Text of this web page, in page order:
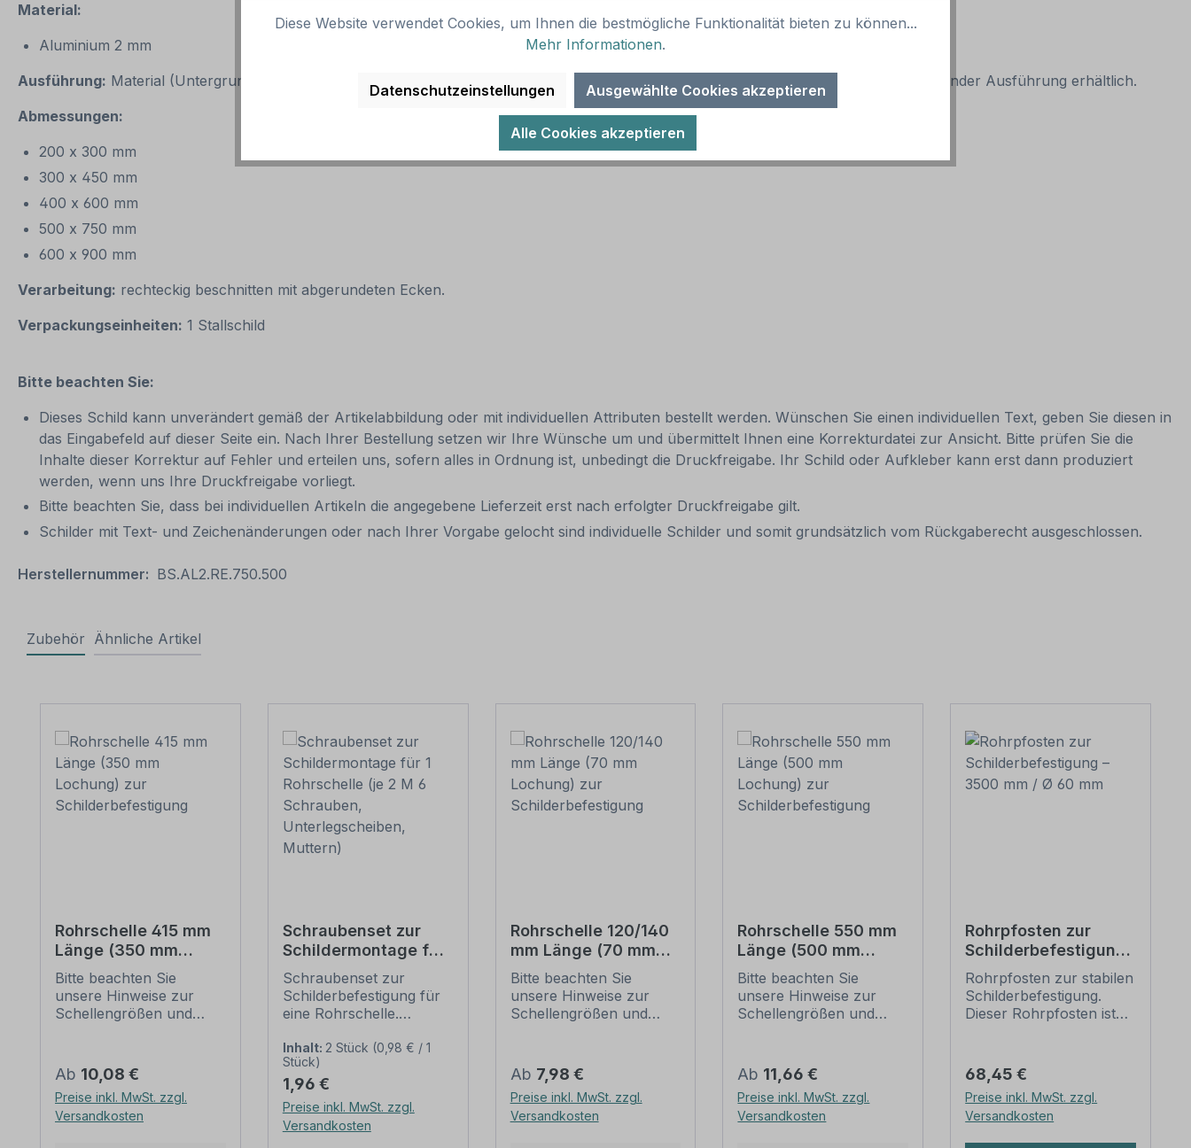
Material:
Aluminium 2 mm
Ausführung: Material (Untergrund) standard weiß mit hochwertigem Digitaldruck und UV/Antigraffiti-Schutzlackierung. Auch in reflektierender Ausführung erhältlich.
Abmessungen:
200 x 300 mm
300 x 450 mm
400 x 600 mm
500 x 750 mm
600 x 900 mm
Verarbeitung: rechteckig beschnitten mit abgerundeten Ecken.
Verpackungseinheiten: 1 Stallschild
Bitte beachten Sie:
Dieses Schild kann unverändert gemäß der Artikelabbildung oder mit individuellen Attributen bestellt werden. Wünschen Sie einen individuellen Text, geben Sie diesen in
das Eingabefeld auf dieser Seite ein. Nach Ihrer Bestellung setzen wir Ihre Wünsche um und übermittelt Ihnen eine Korrekturdatei zur Ansicht. Bitte prüfen Sie die
Inhalte dieser Korrektur auf Fehler und erteilen uns, sofern alles in Ordnung ist, unbedingt die Druckfreigabe. Ihr Schild oder Aufkleber kann erst dann produziert
werden, wenn uns Ihre Druckfreigabe vorliegt.
Bitte beachten Sie, dass bei individuellen Artikeln die angegebene Lieferzeit erst nach erfolgter Druckfreigabe gilt.
Schilder mit Text- und Zeichenänderungen oder nach Ihrer Vorgabe gelocht sind individuelle Schilder und somit grundsätzlich vom Rückgaberecht ausgeschlossen.
Herstellernummer: BS.AL2.RE.750.500
Zubehör Ähnliche Artikel
Rohrschelle 415 mm
Länge (350 mm
Lochung) zur
Schilderbefestigung
Bitte beachten Sie
unsere Hinweise zur
Schellengrößen und
(weiter unten).
Rohrschellen nach der
IVZ-Norm stellen die
Standardbefestigungen
Regulärer Preis:
Ab 10,08 €
Preise inkl. MwSt. zzgl.
Versandkosten
Schraubenset zur
Schildermontage für
1 Rohrschelle (je 2 M
6 Schrauben,
Unterlegscheiben,
Schraubenset zur
Schilderbefestigung für
eine Rohrschelle.
Schraubensets zur
Schilderbefestigung:
Ausführung: Stahl,
feuerverzinkt
Verpackungseinheit -
Set: 2 Stück -
Inhalt: 2 Stück (0,98 € / 1
Stück)
Regulärer Preis:
1,96 €
Preise inkl. MwSt. zzgl.
Versandkosten
Rohrschelle 120/140
mm Länge (70 mm
Lochung) zur
Schilderbefestigung
Bitte beachten Sie
unsere Hinweise zur
Schellengrößen und
(weiter unten).
Rohrschellen nach der
IVZ-Norm stellen die
Standardbefestigungen
Regulärer Preis:
Ab 7,98 €
Preise inkl. MwSt. zzgl.
Versandkosten
Rohrschelle 550 mm
Länge (500 mm
Lochung) zur
Schilderbefestigung
Bitte beachten Sie
unsere Hinweise zur
Schellengrößen und
(weiter unten).
Rohrschellen nach der
IVZ-Norm stellen die
Standardbefestigungen
Regulärer Preis:
Ab 11,66 €
Preise inkl. MwSt. zzgl.
Versandkosten
Rohrpfosten zur
Schilderbefestigung
– 3500 mm / Ø 60
mm
Rohrpfosten zur stabilen
Schilderbefestigung.
Dieser Rohrpfosten ist
60 mm geeignet.
Merkmale dieses
Rohrpfostens:
Ausführung: Stahl,
Regulärer Preis:
68,45 €
Preise inkl. MwSt. zzgl.
Versandkosten
Diese Website verwendet Cookies, um Ihnen die bestmögliche Funktionalität bieten zu können...
Mehr Informationen.
Datenschutzeinstellungen Ausgewählte Cookies akzeptieren
Alle Cookies akzeptieren